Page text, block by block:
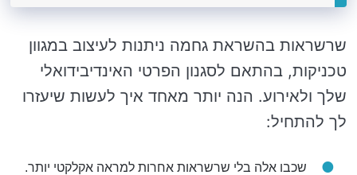
שרשראות בהשראת גחמה ניתנות לעיצוב במגוון
טכניקות, בהתאם לסגנון הפרטי האינדיבידואלי
שלך ולאירוע. הנה יותר מאחד איך לעשות שיעזרו
לך להתחיל:
שכבו אלה בלי שרשראות אחרות למראה אקלקטי יותר.